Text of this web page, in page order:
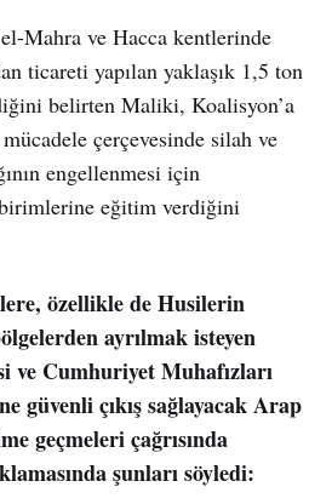
Mahra ve Hacca kentlerinde
ticareti yapılan yaklaşık 1,5 ton
belirten Maliki, Koalisyon’a
çerçevesinde silah ve
engellenmesi için
eğitim verdiğini
özellikle de Husilerin
ayrılmak isteyen
ve Cumhuriyet Muhafızları
güvenli çıkış sağlayacak Arap
geçmeleri çağrısında
şunları söyledi: